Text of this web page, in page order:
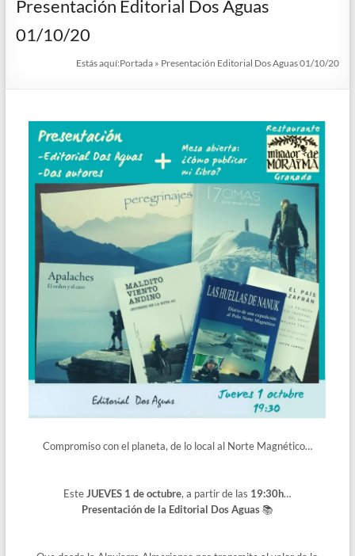
Presentación Editorial Dos Aguas
01/10/20
Estás aquí:Portada » Presentación Editorial Dos Aguas 01/10/20
Compromiso con el planeta, de lo local al Norte Magnético…
EsteJUEVES 1 de octubre, a partir de las 19:30h…
Presentación de la Editorial Dos Aguas📚